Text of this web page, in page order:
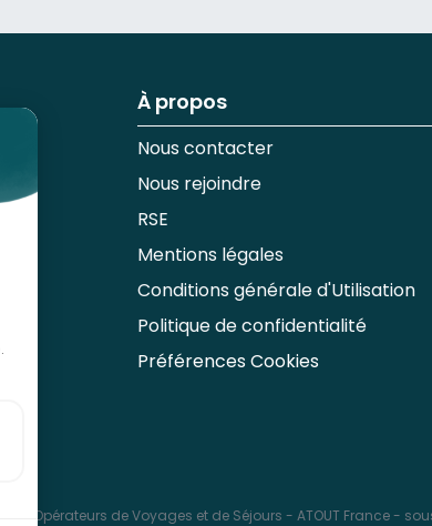
À propos
Nous contacter
Nous rejoindre
RSE
Mentions légales
Conditions générale d'Utilisation
Politique de confidentialité
Préférences Cookies
des Opérateurs de Voyages et de Séjours - ATOUT France -